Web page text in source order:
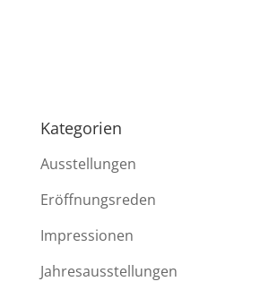
Kategorien
Ausstellungen
Eröffnungsreden
Impressionen
Jahresausstellungen